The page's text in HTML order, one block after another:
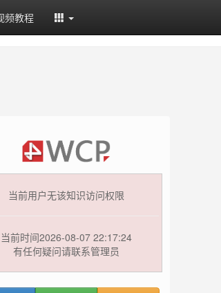
频教程
当前用户无该知识访问权限
当前时间2026-08-07 22:17:24
有任何疑问请联系管理员